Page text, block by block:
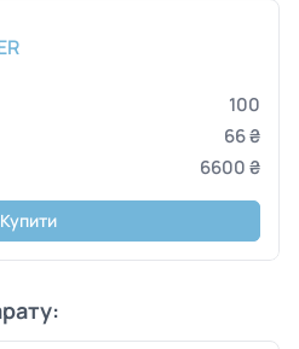
100
66 ₴
6600 ₴
Купити